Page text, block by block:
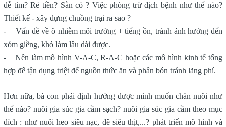
dễ tìm? Rẻ tiền? Sẵn có ? Việc phòng trừ dịch bệnh như thế nào?
Thiết kế - xây dựng chuồng trại ra sao ?
- Vấn đề về ô nhiễm môi trường + tiếng ồn, tránh ảnh hưởng đến
xóm giềng, khó làm lâu dài được.
- Nên làm mô hình V-A-C, R-A-C hoặc các mô hình kinh tế tổng
hợp để tận dụng triệt để nguồn thức ăn và phân bón tránh lãng phí.
Hơn nữa, bà con phải định hướng được mình muốn chăn nuôi như
thế nào? nuôi gia súc gia cầm sạch? nuôi gia súc gia cầm theo mục
đích : như nuôi heo siêu nạc, dê siêu thịt,...? phát triển mô hình và